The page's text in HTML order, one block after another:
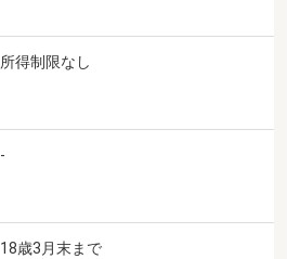
所得制限なし
-
18歳3月末まで